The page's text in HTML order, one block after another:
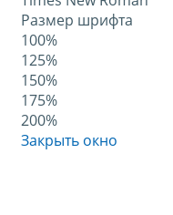
Размер шрифта
100%
125%
150%
175%
200%
Закрыть окно